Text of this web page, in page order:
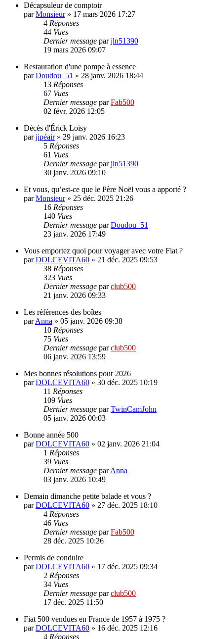
Décapsuleur de comptoir
parMonsieur» 17 mars 2026 17:27
4 Réponses
44 Vues
Dernier message parjln51390
19 mars 2026 09:07
Restauration d'une pompe à essence
parDoudou_51 » 28 janv. 2026 18:44
13 Réponses
67 Vues
Dernier message parFab500
02 févr. 2026 12:05
Décès d'Érick Loisy
parjipéair» 29 janv. 2026 16:23
5 Réponses
61 Vues
Dernier message parjln51390
30 janv. 2026 09:10
Et vous, qu’est-ce que le Père Noël vous a apporté ?
parMonsieur» 25 déc. 2025 21:26
16 Réponses
140 Vues
Dernier message parDoudou_51
23 janv. 2026 17:49
Vous emportez quoi pour voyager avec votre Fiat ?
parDOLCEVITA60 » 21 déc. 2025 09:53
38 Réponses
323 Vues
Dernier message parclub500
21 janv. 2026 09:33
Les références des boîtes
parAnna » 05 janv. 2026 09:38
10 Réponses
75 Vues
Dernier message parclub500
06 janv. 2026 13:59
Mes bonnes résolutions pour 2026
parDOLCEVITA60 » 30 déc. 2025 10:19
11 Réponses
109 Vues
Dernier message parTwinCamJohn
05 janv. 2026 00:03
Bonne année 500
parDOLCEVITA60 » 02 janv. 2026 21:04
1 Réponses
39 Vues
Dernier message parAnna
03 janv. 2026 10:49
Demain dimanche petite balade et vous ?
parDOLCEVITA60 » 27 déc. 2025 18:10
4 Réponses
46 Vues
Dernier message parFab500
28 déc. 2025 10:26
Permis de conduire
parDOLCEVITA60 » 17 déc. 2025 09:34
2 Réponses
34 Vues
Dernier message parclub500
17 déc. 2025 11:50
Fiat 500 vendues en France de 1957 à 1975 ?
parDOLCEVITA60 » 16 déc. 2025 12:16
4 Réponses